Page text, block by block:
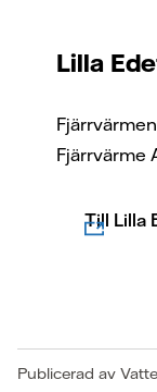
Lilla
Fjärrvärme
Till Lilla
Publicerad av